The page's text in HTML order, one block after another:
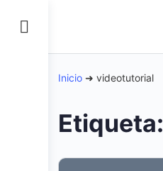
Inicio ➜ videotutorial
Etiqueta: